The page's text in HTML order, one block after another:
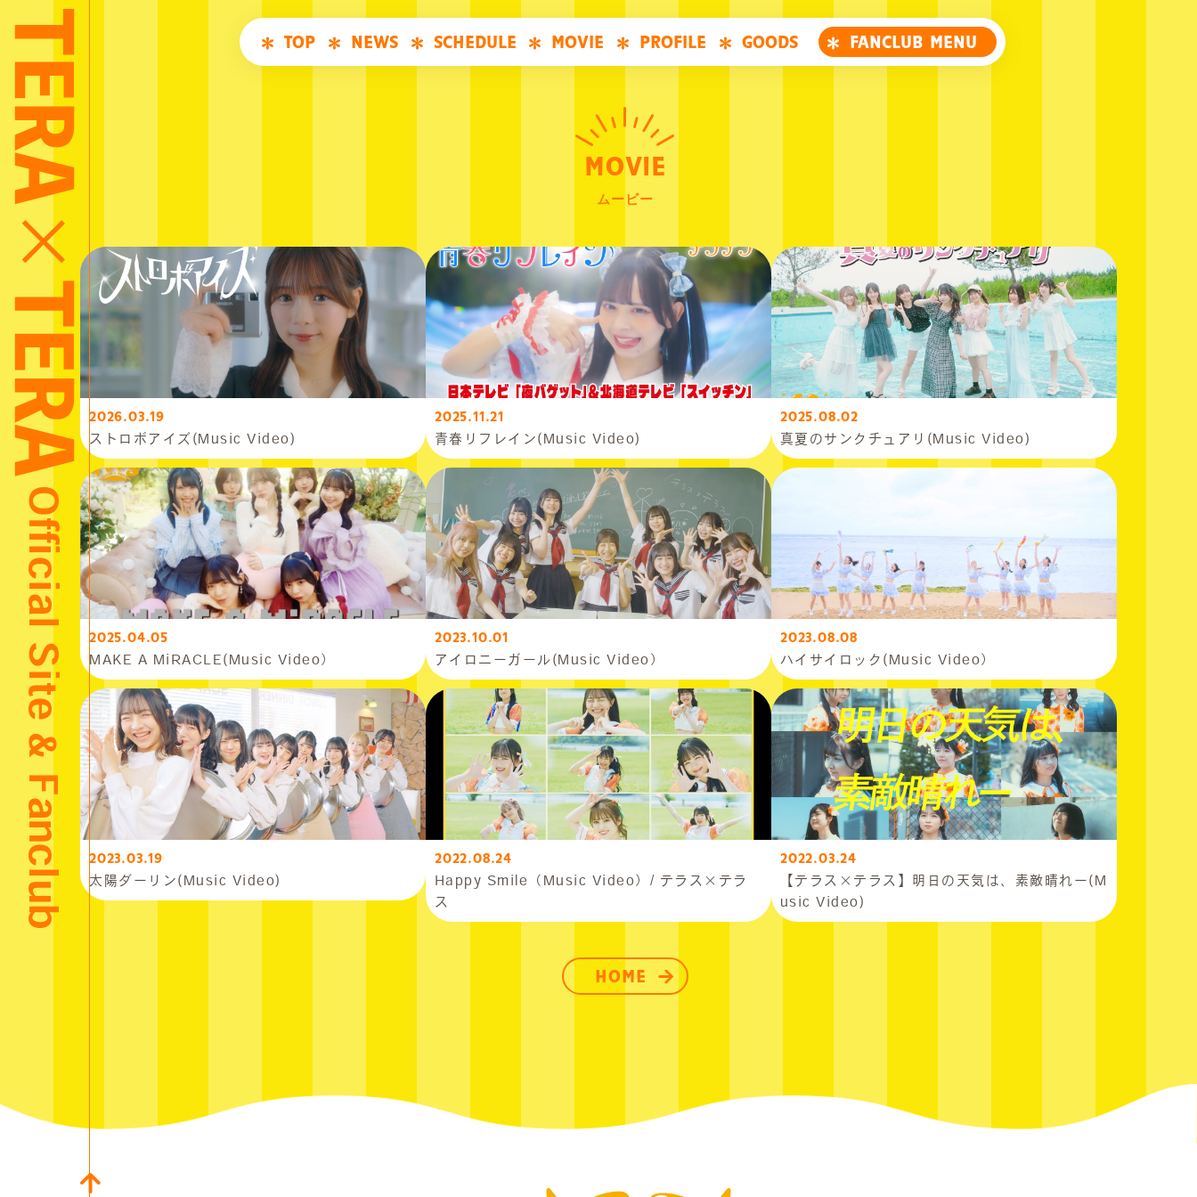
Official Site & Fanclub
TOP NEWS SCHEDULE MOVIE PROFILE GOODS FANCLUB MENU
MOVIE
ムービー
2026.03.19
ストロボアイズ(Music Video)
2025.11.21
青春リフレイン(Music Video)
2025.08.02
真夏のサンクチュアリ(Music Video)
2025.04.05
MAKE A MiRACLE(Music Video）
2023.10.01
アイロニーガール(Music Video）
2023.08.08
ハイサイロック(Music Video）
2023.03.19
太陽ダーリン(Music Video)
2022.08.24
Happy Smile（Music Video）/ テラス×テラ
ス
2022.03.24
【テラス×テラス】明日の天気は、素敵晴れー(M
usic Video)
HOME